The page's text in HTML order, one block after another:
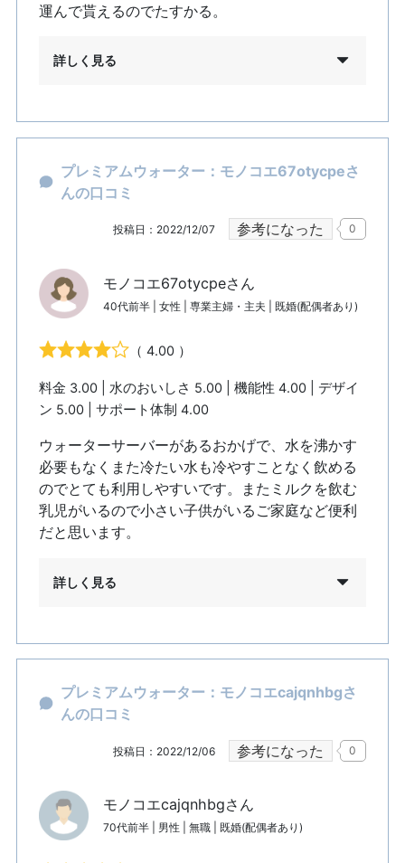
運んで貰えるのでたすかる。
詳しく見る
プレミアムウォーター：モノコエ67otycpeさ
んの口コミ
投稿日：2022/12/07 参考になった 0
モノコエ67otycpeさん
40代前半 | 女性 | 専業主婦・主夫 | 既婚(配偶者あり)
（ 4.00 ）
料金 3.00 | 水のおいしさ 5.00 | 機能性 4.00 | デザイ
ン 5.00 | サポート体制 4.00
ウォーターサーバーがあるおかげで、水を沸かす
必要もなくまた冷たい水も冷やすことなく飲める
のでとても利用しやすいです。またミルクを飲む
乳児がいるので小さい子供がいるご家庭など便利
だと思います。
詳しく見る
プレミアムウォーター：モノコエcajqnhbgさ
んの口コミ
投稿日：2022/12/06 参考になった 0
モノコエcajqnhbgさん
70代前半 | 男性 | 無職 | 既婚(配偶者あり)